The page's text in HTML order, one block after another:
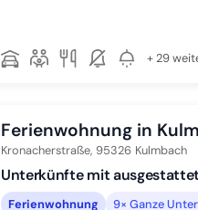
+ 29
Ferienwohnung in
Kronacherstraße, 95326 Kulmbach
Unterkünfte mit
Ferienwohnung 9× Ganze